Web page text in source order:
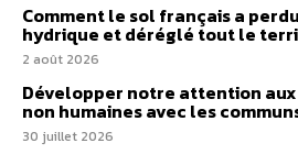
Comment le sol français a
hydrique et déréglé tout le
2 août 2026
Développer notre attention
non humaines avec les
30 juillet 2026